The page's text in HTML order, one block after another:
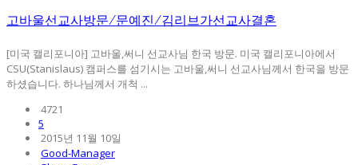
고바울선교사방문/문예진/김리브가선교사결혼
[미국 캘리포니아] 고바울,써니 선교사님 한국 방문. 미국 캘리포니아에서
CSU(Stanislaus) 캠퍼스를 섬기시는 고바울,써니 선교사님께서 한국을 방문
하셨습니다. 하나님께서 개척 ...
4721
5
2015년 11월 10일
Good-Manager